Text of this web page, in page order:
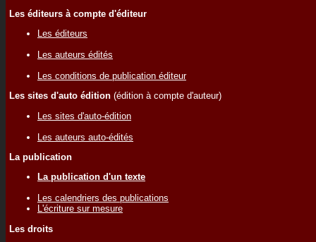
Les éditeurs à compte d'éditeur
Les éditeurs
Les auteurs édités
Les conditions de publication éditeur
Les sites d'auto édition (édition à compte d'auteur)
Les sites d'auto-édition
Les auteurs auto-édités
La publication
La publication d'un texte
Les calendriers des publications
L'écriture sur mesure
Les droits